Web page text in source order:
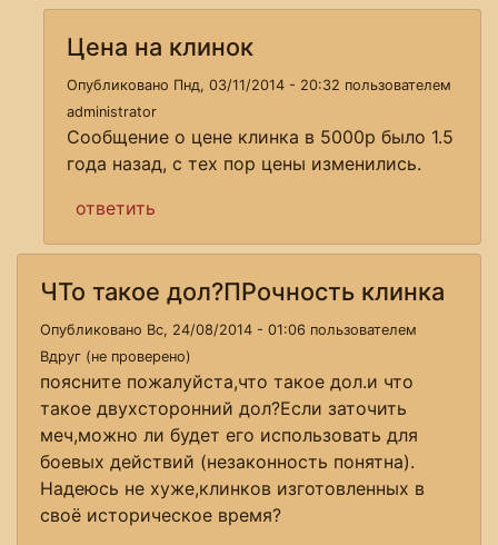
Цена на клинок
Опубликовано Пнд, 03/11/2014 - 20:32 пользователем
administrator
Сообщение о цене клинка в 5000р было 1.5
года назад, с тех пор цены изменились.
ответить
ЧТо такое дол?ПРочность клинка
Опубликовано Вс, 24/08/2014 - 01:06 пользователем
Вдруг (не проверено)
поясните пожалуйста,что такое дол.и что
такое двухсторонний дол?Если заточить
меч,можно ли будет его использовать для
боевых действий (незаконность понятна).
Надеюсь не хуже,клинков изготовленных в
своё историческое время?